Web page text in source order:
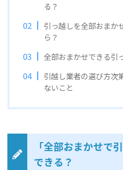
る？
引っ越しを全部おまか
ら？
全部おまかせできる引
引越し業者の選び方
ないこと
「全部おまかせで
できる？